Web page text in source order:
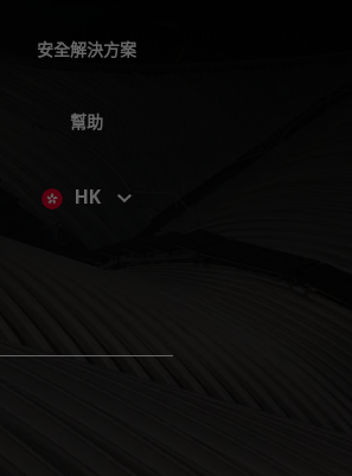
安全解決方案
幫助
HK